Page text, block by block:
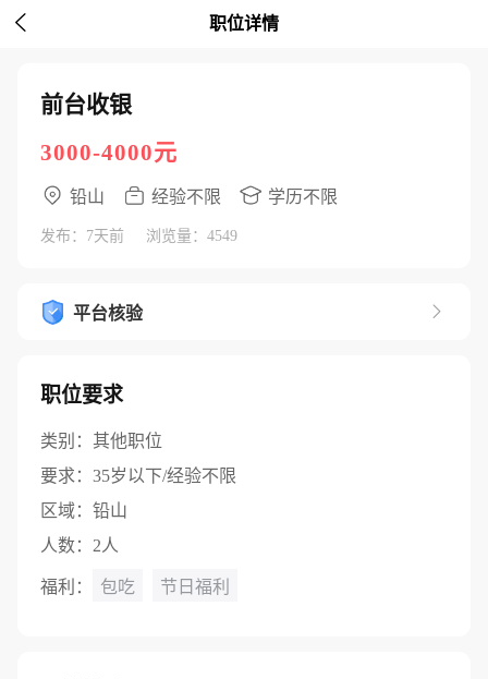
 职位详情
前台收银
3000-4000元
铅山 经验不限 学历不限
发布：7天前 浏览量：4549
平台核验 
职位要求
类别： 其他职位
要求： 35岁以下/经验不限
区域： 铅山
人数： 2人
福利： 包吃 节日福利